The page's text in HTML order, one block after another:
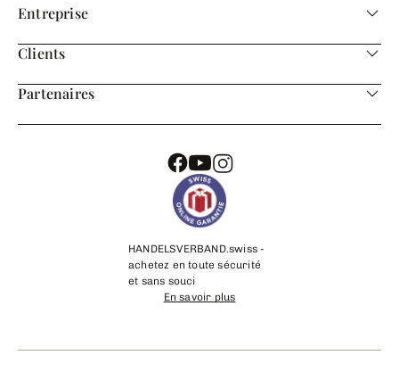
Entreprise
Clients
Partenaires
HANDELSVERBAND.swiss -
achetez en toute sécurité
et sans souci
En savoir plus